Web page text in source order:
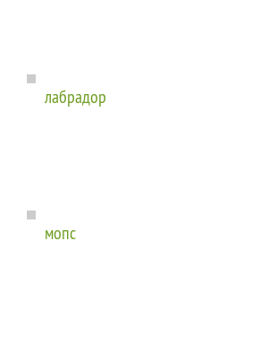
лабрадор
мопс